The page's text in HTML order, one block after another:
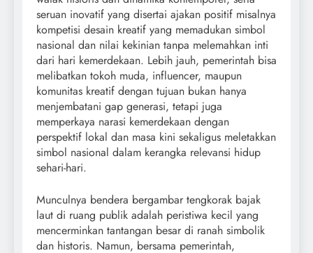
seruan inovatif yang disertai ajakan positif misalnya
kompetisi desain kreatif yang memadukan simbol
nasional dan nilai kekinian tanpa melemahkan inti
dari hari kemerdekaan. Lebih jauh, pemerintah bisa
melibatkan tokoh muda, influencer, maupun
komunitas kreatif dengan tujuan bukan hanya
menjembatani gap generasi, tetapi juga
memperkaya narasi kemerdekaan dengan
perspektif lokal dan masa kini sekaligus meletakkan
simbol nasional dalam kerangka relevansi hidup
sehari-hari.
Munculnya bendera bergambar tengkorak bajak
laut di ruang publik adalah peristiwa kecil yang
mencerminkan tantangan besar di ranah simbolik
dan historis. Namun, bersama pemerintah,